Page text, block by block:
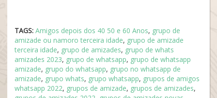
TAGS: Amigos depois dos 40 50 e 60 Anos, grupo de
amizade ou namoro terceira idade, grupo de amizade
terceira idade, grupo de amizades, grupo de whats
amizades 2023, grupo de whatsapp, grupo de whatsapp
amizade, grupo do whatsapp, grupo no whatsapp de
amizade, grupo whats, grupo whatsapp, grupos de amigos
whatsapp 2022, grupos de amizade, grupos de amizades,